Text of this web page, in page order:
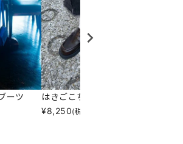
ーツ
はきごこち厚底ローファー
¥8,250(税込)